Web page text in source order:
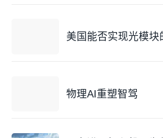
美国能否实现光模块
物理AI重塑智驾